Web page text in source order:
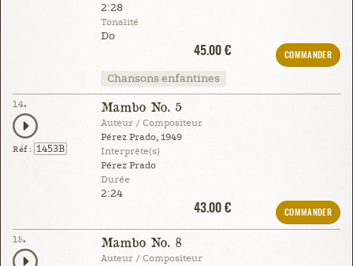
2:28
Tonalité
Do
45.00 €
COMMANDER
Chansons enfantines
14.
Réf : 1453B
Mambo No. 5
Auteur / Compositeur
Pérez Prado, 1949
Interprète(s)
Pérez Prado
Durée
2:24
43.00 €
COMMANDER
15. Mambo No. 8
Auteur / Compositeur